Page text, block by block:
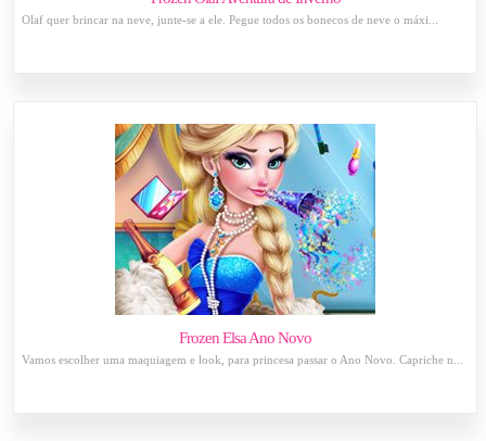
Olaf quer brincar na neve, junte-se a ele. Pegue todos os bonecos de neve o máxi...
Frozen Elsa Ano Novo
Vamos escolher uma maquiagem e look, para princesa passar o Ano Novo. Capriche n...